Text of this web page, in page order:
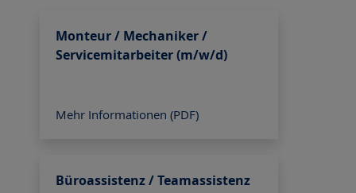
Monteur / Mechaniker /
Servicemitarbeiter (m/w/d)
Mehr Informationen (PDF)
Büroassistenz / Teamassistenz